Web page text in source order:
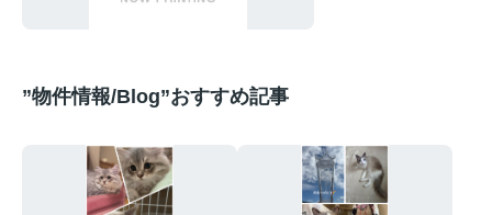
”物件情報/Blog”おすすめ記事